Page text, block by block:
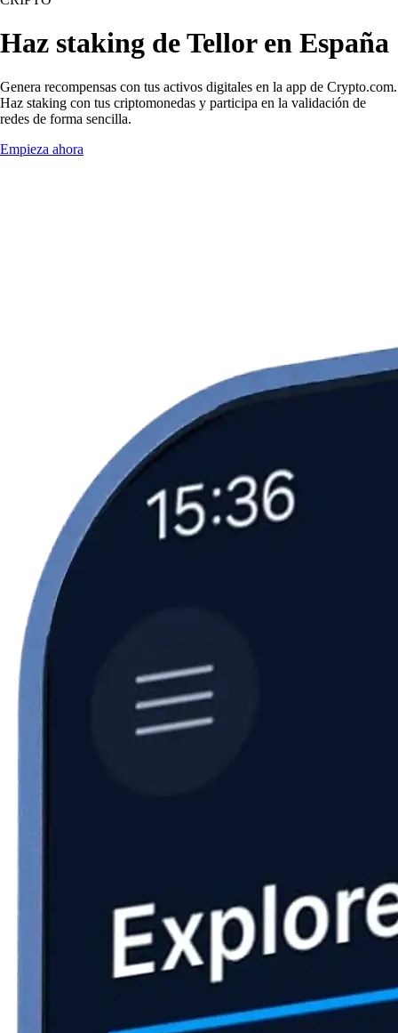
Haz staking de Tellor en España
Genera recompensas con tus activos digitales en la app de Crypto.com.
Haz staking con tus criptomonedas y participa en la validación de
redes de forma sencilla.
Empieza ahora